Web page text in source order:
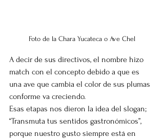
Foto de la Chara Yucateca o Ave Chel
A decir de sus directivos, el nombre hizo
match con el concepto debido a que es
una ave que cambia el color de sus plumas
conforme va creciendo.
Esas etapas nos dieron la idea del slogan;
“Transmuta tus sentidos gastronómicos”,
porque nuestro gusto siempre está en